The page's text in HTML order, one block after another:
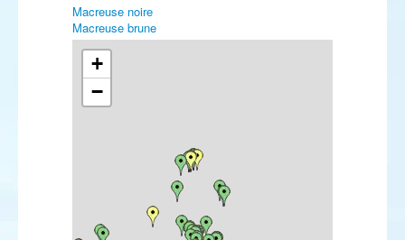
Macreuse noire
Macreuse brune
Garrot à œil d'or
Harle piette
Harle huppé
Harle bièvre
Érismature rousse
Faisan de Colchide
Plongeon catmarin
Plongeon arctique
+
−